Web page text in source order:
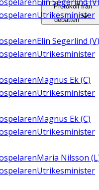
Utrikesminister
Elin Segerlind (V)
Utrikesminister
Magnus Ek (C)
Utrikesminister
Magnus Ek (C)
Utrikesminister
Maria Nilsson
Utrikesminister
Protokoll från
debatten